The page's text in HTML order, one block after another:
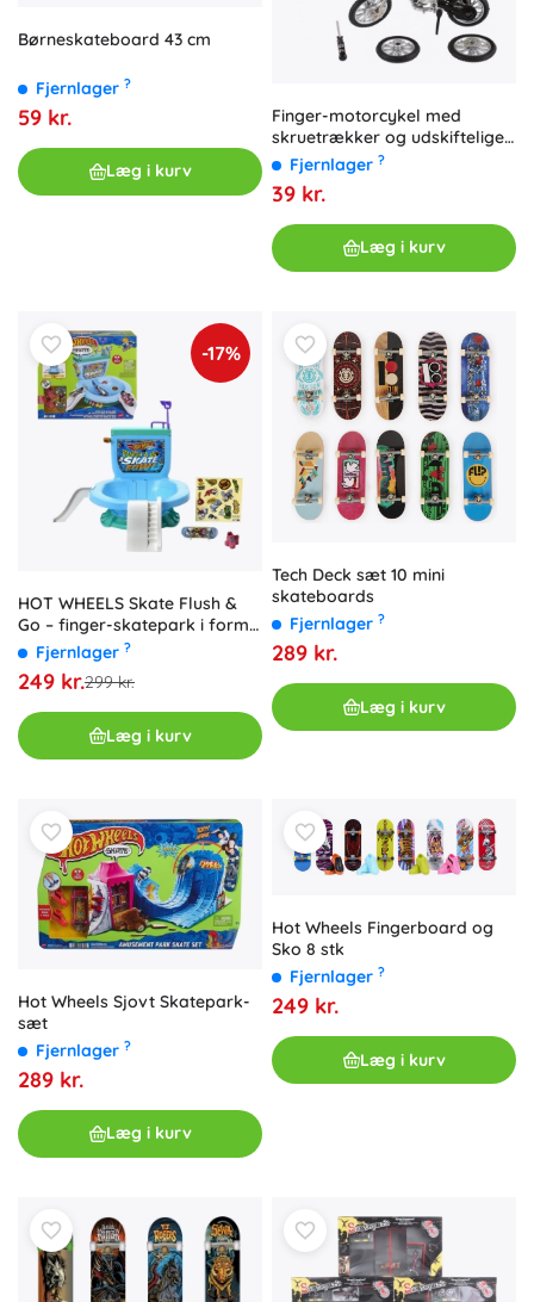
Børneskateboard 43 cm
Fjernlager ?
59 kr.
Læg i kurv
Finger-motorcykel med
skruetrækker og udskiftelige
hjul, 12 cm, metal/plast
Fjernlager ?
39 kr.
Læg i kurv
-17%
HOT WHEELS Skate Flush &
Go – finger-skatepark i form
af et toilet
Fjernlager ?
249 kr.299 kr.
Læg i kurv
Tech Deck sæt 10 mini
skateboards
Fjernlager ?
289 kr.
Læg i kurv
Hot Wheels Sjovt Skatepark-
sæt
Fjernlager ?
289 kr.
Læg i kurv
Hot Wheels Fingerboard og
Sko 8 stk
Fjernlager ?
249 kr.
Læg i kurv